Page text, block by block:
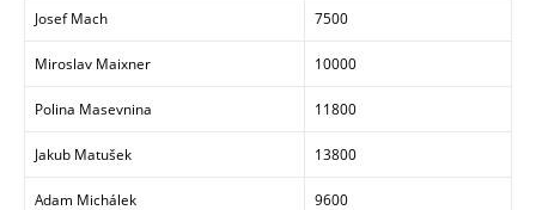
Josef Mach 7500
Miroslav Maixner 10000
Polina Masevnina 11800
Jakub Matušek 13800
Adam Michálek 9600